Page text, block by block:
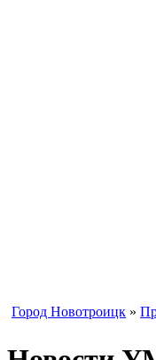
Город Новотроицк »